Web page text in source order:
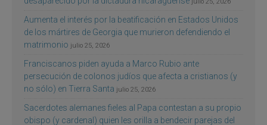
Aumenta el interés por la beatificación en Estados Unidos
de los mártires de Georgia que murieron defendiendo el
matrimonio julio 25, 2026
Franciscanos piden ayuda a Marco Rubio ante
persecución de colonos judíos que afecta a cristianos (y
no sólo) en Tierra Santa julio 25, 2026
Sacerdotes alemanes fieles al Papa contestan a su propio
obispo (y cardenal) quien les orilla a bendecir parejas del